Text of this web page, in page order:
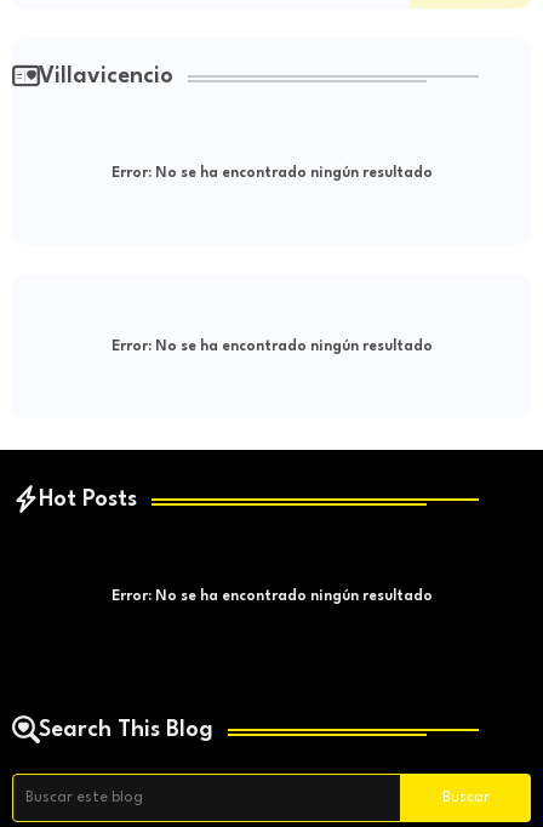
Villavicencio
Error:No se ha encontrado ningún resultado
Error:No se ha encontrado ningún resultado
Hot Posts
Error:No se ha encontrado ningún resultado
Search This Blog